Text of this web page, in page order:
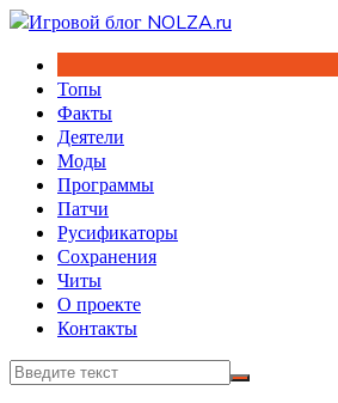
Перейти
содержимому
Топы
Факты
Деятели
Моды
Программы
Патчи
Русификаторы
Сохранения
Читы
О проекте
Контакты